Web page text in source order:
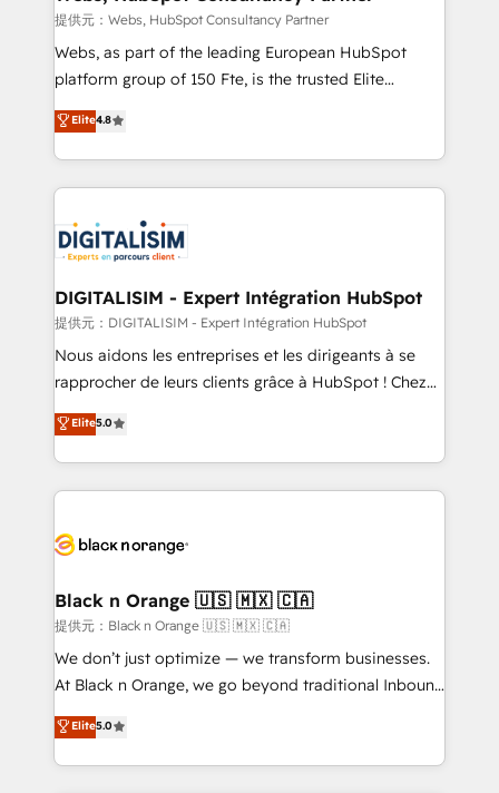
with other systems 🎓 Training your teams to be
HubSpot pros 📊 Lead generation services using
HubSpot Why us? - SIX HubSpot Accreditations -
CRM, Solutions Architecture, Onboarding , Data
Migration, Custom Integration & Platform
team of 25+ experts Contact us today to help you
get more from your investment in HubSpot.
提供元：Webs, HubSpot Consultancy Partner
Webs, as part of the leading European HubSpot
platform group of 150 Fte, is the trusted Elite
HubSpot CRM Partner offering you a roadmap on
maximizing EBITDA and achieving Commercial
Excellence. With our targeted processes, we
strengthen your digital transformation and minimize
Implementation partner, we provide expertise to
drive your business forward. Since 2015 we are fully
dedicated to HubSpot and with an experienced
team (50+), we work with reputable companies in
B2B sectors such as manufacturing, SaaS and
business services. We prepare a customized
impact of your digital transformation, including a
detailed financial rationale with a focus on ROI and
embark on a transformational journey that sets your
business up for long-term success. Unlock your
business. If not now, when?
Elite4.8
DIGITALISIM - Expert Intégration HubSpot
提供元：DIGITALISIM - Expert Intégration HubSpot
Nous aidons les entreprises et les dirigeants à se
rapprocher de leurs clients grâce à HubSpot ! Chez
DIGITALISIM, nous avons l'intime conviction que la
réussite des entreprises passe par l’innovation web,
le marketing digital, et la relation client ! C'est
pourquoi, nos experts sont à la fois capables de
référencement, votre stratégie digitale et le pilotage
projet HubSpot avec DIGITALISIM : 🧽 Nettoyage,
migration et intégration des bases de données. 🚀
Développement des interfaces avec vos logiciels
métiers ⚙️ Configuration de la plateforme HubSpot
Book Process & Guidelines utilisateurs 🎓
Formations des utilisateurs
Elite5.0
Black n Orange 🇺🇸 🇲🇽 🇨🇦
提供元：Black n Orange 🇺🇸 🇲🇽 🇨🇦
We don’t just optimize — we transform businesses.
At Black n Orange, we go beyond traditional Inbound
Marketing with our exclusive methodologies:
BOOMS and BOOST. Together, they form a powerful
combination that has driven success for over 800
Elite5.0